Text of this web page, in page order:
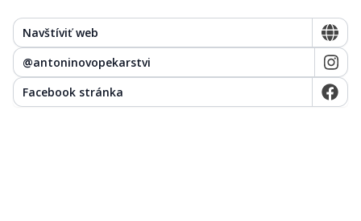
Navštíviť web
@antoninovopekarstvi
Facebook stránka